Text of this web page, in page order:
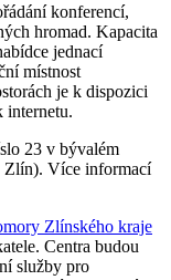
konferencí,
hromad. Kapacita
jednací
místnost
je k dispozici
internetu.
23 v bývalém
Zlín). Více informací
Zlínského kraje
Centra budou
služby pro